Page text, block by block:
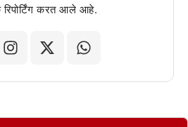
करत आले आहे.